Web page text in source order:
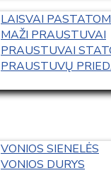
LAISVAI
MAŽI PRAUSTUVAI
PRAUSTUVAI
PRAUSTUVŲ
VONIOS SIENELĖS
VONIOS DURYS